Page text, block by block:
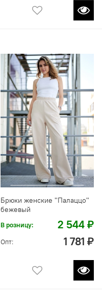
Брюки женские "Палаццо"
бежевый
В розницу: 2 544 ₽
Опт: 1 781 ₽